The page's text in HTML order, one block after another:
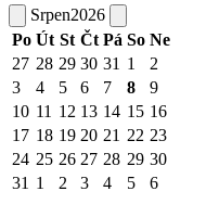
Srpen2026
Po Út St Čt Pá So Ne
27 28 29 30 31 1
2
3
4 5 6 7 8
9
10 11 12 13 14 15 16
17 18 19 20 21 22 23
24 25 26 27 28 29 30
31 1 2 3 4 5 6